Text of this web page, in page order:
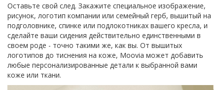
Оставьте свой след. Закажите специальное изображение,
рисунок, логотип компании или семейный герб, вышитый на
подголовнике, спинке или подлокотниках вашего кресла, и
сделайте ваши сидения действительно единственными в
своем роде - точно такими же, как вы. От вышитых
логотипов до тиснения на коже, Moovia может добавить
любые персонализированные детали к выбранной вами
коже или ткани.